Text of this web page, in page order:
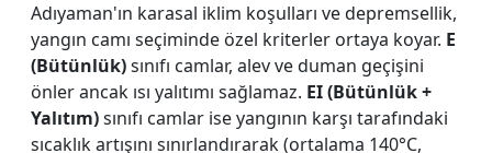
Adıyaman'ın karasal iklim koşulları ve depremsellik,
yangın camı seçiminde özel kriterler ortaya koyar. E
(Bütünlük)sınıfı camlar, alev ve duman geçişini
önler ancak ısı yalıtımı sağlamaz. EI (Bütünlük +
Yalıtım)sınıfı camlar ise yangının karşı tarafındaki
sıcaklık artışını sınırlandırarak (ortalama 140°C,